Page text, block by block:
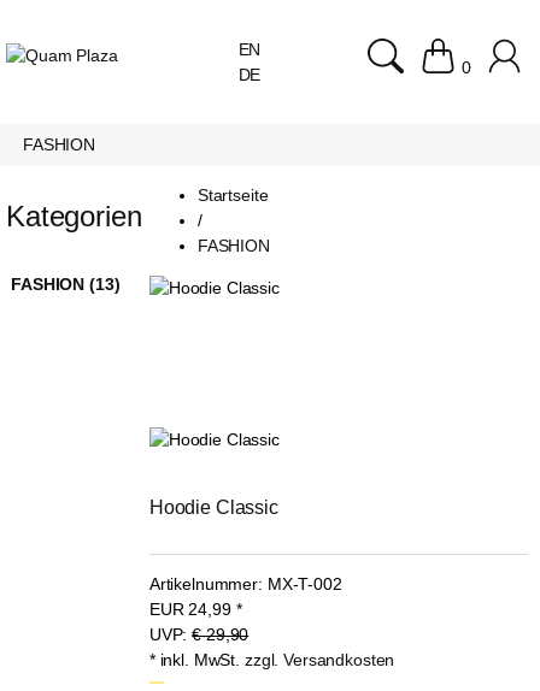
EN
DE
0
FASHION
Startseite
/
FASHION
Hoodie Classic
Artikelnummer: MX-T-002
EUR 24,99 *
UVP:€ 29,90
* inkl. MwSt. zzgl. Versandkosten
Kategorien
FASHION (13)